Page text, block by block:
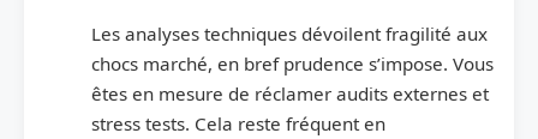
Les analyses techniques dévoilent fragilité aux
chocs marché, en bref prudence s’impose. Vous
êtes en mesure de réclamer audits externes et
stress tests. Cela reste fréquent en